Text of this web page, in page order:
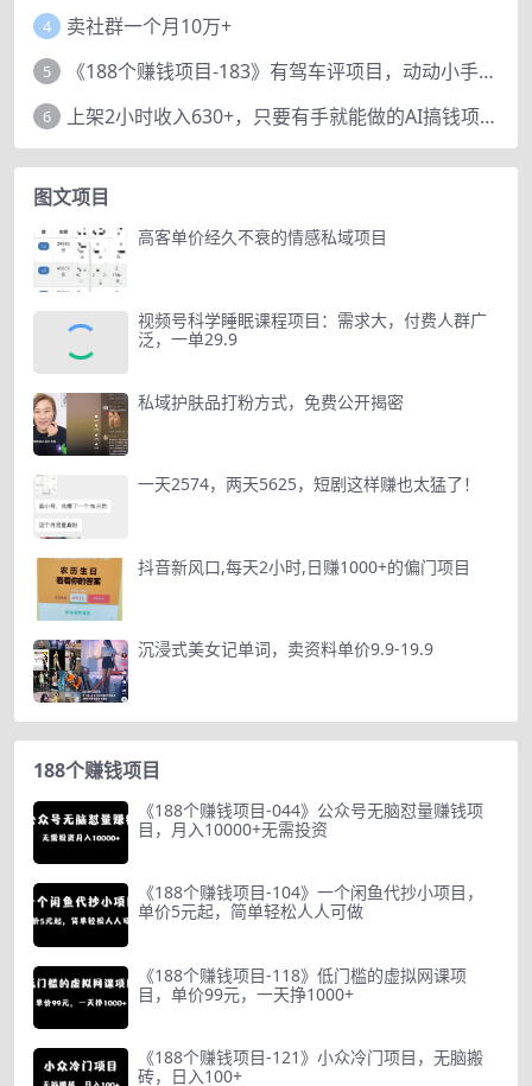
4 卖社群一个月10万+
5 《188个赚钱项目-183》有驾车评项目，动动小手，复制粘贴赚44元！
6 上架2小时收入630+，只要有手就能做的AI搞钱项目，奶奶看完都能学会!
图文项目
高客单价经久不衰的情感私域项目
视频号科学睡眠课程项目：需求大，付费人群广
泛，一单29.9
私域护肤品打粉方式，免费公开揭密
一天2574，两天5625，短剧这样赚也太猛了！
抖音新风口,每天2小时,日赚1000+的偏门项目
沉浸式美女记单词，卖资料单价9.9-19.9
188个赚钱项目
《188个赚钱项目-044》公众号无脑怼量赚钱项
目，月入10000+无需投资
《188个赚钱项目-104》一个闲鱼代抄小项目，
单价5元起，简单轻松人人可做
《188个赚钱项目-118》低门槛的虚拟网课项
目，单价99元，一天挣1000+
《188个赚钱项目-121》小众冷门项目，无脑搬
砖，日入100+